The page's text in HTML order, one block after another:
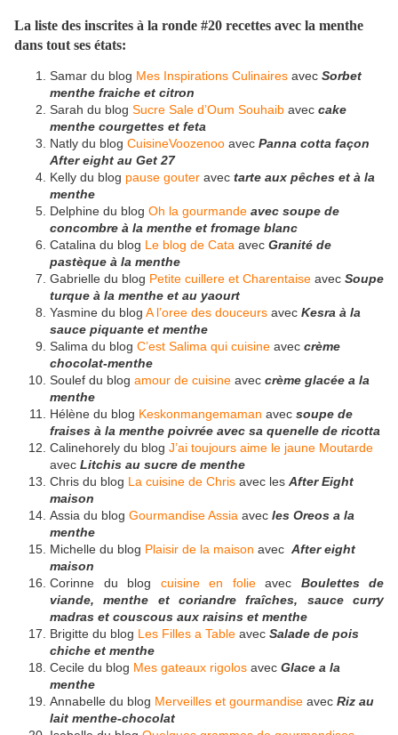
La liste des inscrites à la ronde #20 recettes avec la menthe
dans tout ses états:
Samar du blog Mes Inspirations Culinaires avec Sorbet
menthe fraiche et citron
Sarah du blog Sucre Sale d’Oum Souhaib avec cake
menthe courgettes et feta
Natly du blog CuisineVoozenoo avec Panna cotta façon
After eight au Get 27
Kelly du blog pause gouter avec tarte aux pêches et à la
menthe
Delphine du blog Oh la gourmande avec soupe de
concombre à la menthe et fromage blanc
Catalina du blog Le blog de Cata avec Granité de
pastèque à la menthe
Gabrielle du blog Petite cuillere et Charentaise avec Soupe
turque à la menthe et au yaourt
Yasmine du blog A l’oree des douceurs avec Kesra à la
sauce piquante et menthe
Salima du blog C’est Salima qui cuisine avec crème
chocolat-menthe
Soulef du blog amour de cuisine avec crème glacée a la
menthe
Hélène du blog Keskonmangemaman avec soupe de
fraises à la menthe poivrée avec sa quenelle de ricotta
Calinehorely du blog J’ai toujours aime le jaune Moutarde
avec Litchis au sucre de menthe
Chris du blog La cuisine de Chris avec les After Eight
maison
Assia du blog Gourmandise Assia avec les Oreos a la
menthe
Michelle du blog Plaisir de la maison avec After eight
maison
Corinne du blog cuisine en folie avec Boulettes de
viande, menthe et coriandre fraîches, sauce curry
madras et couscous aux raisins et menthe
Brigitte du blog Les Filles a Table avec Salade de pois
chiche et menthe
Cecile du blog Mes gateaux rigolos avec Glace a la
menthe
Annabelle du blog Merveilles et gourmandise avec Riz au
lait menthe-chocolat